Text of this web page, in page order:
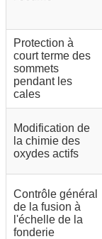
Protection à
court terme des
sommets
pendant les
cales
Modification de
la chimie des
oxydes actifs
Contrôle général
de la fusion à
l'échelle de la
fonderie